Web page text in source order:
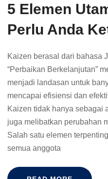
5 Elemen
Perlu Anda
Kaizen berasal dari bahasa
“Perbaikan Berkelanjutan”
menjadi landasan untuk
mencapai efisiensi dan
Kaizen tidak hanya sebagai
juga melibatkan perubahan
Salah satu elemen
semua anggota